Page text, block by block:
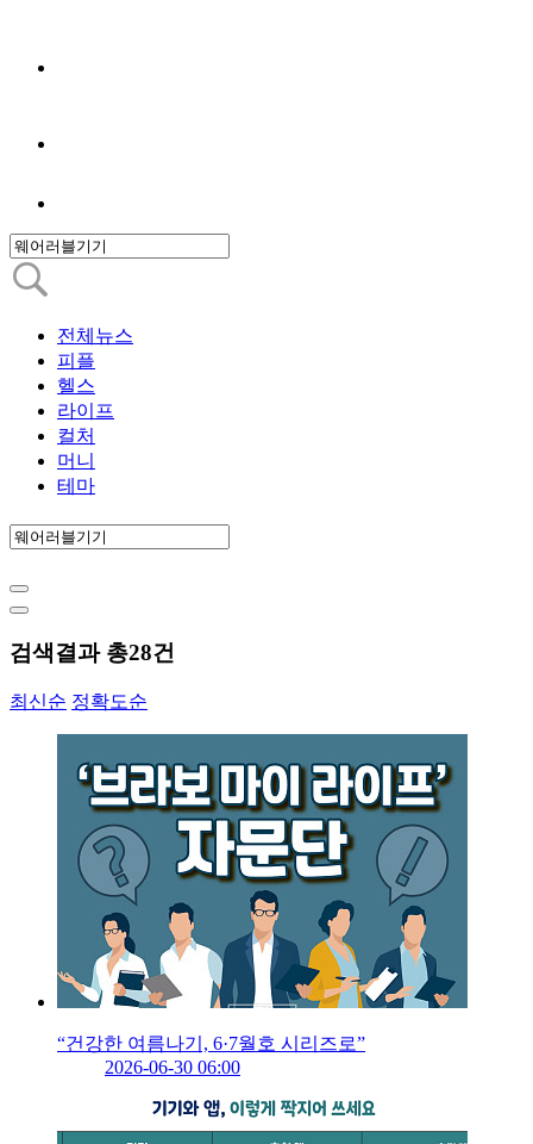
전체뉴스
피플
헬스
라이프
컬처
머니
테마
검색결과 총28건
최신순 정확도순
“건강한 여름나기, 6·7월호 시리즈로”
2026-06-30 06:00